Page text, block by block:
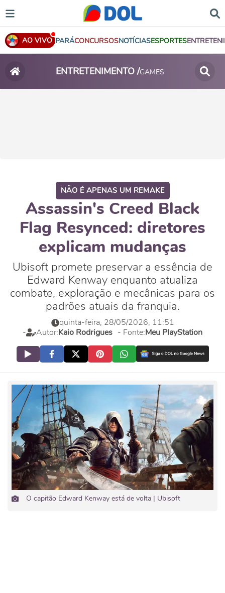
AO VIVO PARÁCONCURSOSNOTÍCIASESPORTES
ENTRETENIMENTO /GAMES
NÃO É APENAS UM REMAKE
Assassin's Creed Black
Flag Resynced: diretores
explicam mudanças
Ubisoft promete preservar a essência de
Edward Kenway enquanto atualiza
combate, exploração e mecânicas para os
padrões atuais da franquia.
quinta-feira, 28/05/2026, 11:51
-
Autor:Kaio Rodrigues - Fonte:Meu PlayStation
O capitão Edward Kenway está de volta | Ubisoft